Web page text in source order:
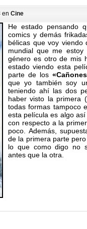
en Cine
He estado pensando
comics y demás
bélicas que voy viendo
mundial que me
género es otro de mis
estado viendo esta
parte de los
que yo también soy
teniendo ahí las dos
haber visto la primera
todas formas tampoco
esta película es algo
con respecto a la
poco. Además,
de la primera parte
lo que como digo no
antes que la otra.